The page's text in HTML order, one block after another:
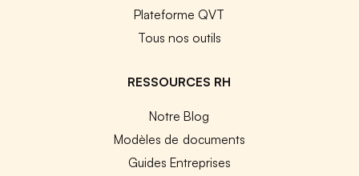
Plateforme QVT
Tous nos outils
RESSOURCES RH
Notre Blog
Modèles de documents
Guides Entreprises